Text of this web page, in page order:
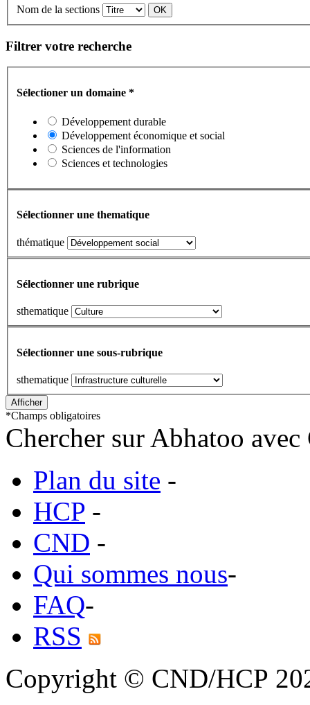
Nom de la sections
Filtrer votre recherche
Sélectioner un domaine *
Développement durable
Développement économique et social
Sciences de l'information
Sciences et technologies
Sélectionner une thematique
thématique
Sélectionner une rubrique
sthematique
Sélectionner une sous-rubrique
sthematique
*Champs obligatoires
Chercher sur Abhatoo
Plan du site -
HCP -
CND -
Qui sommes nous-
FAQ-
RSS
Copyright © CND/HCP